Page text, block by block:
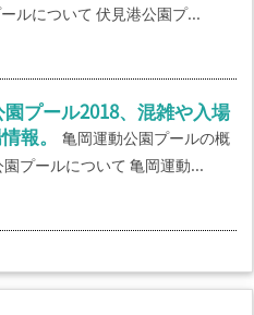
ルについて 伏見港公園プ...
プール2018、混雑や入場
報。
亀岡運動公園プールの概
プールについて 亀岡運動...